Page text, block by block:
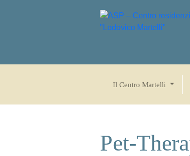
Il Centro Martelli
Pet-